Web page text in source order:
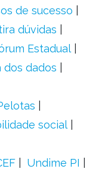
de sucesso
dúvidas
Estadual
dos dados
social
Undime PI